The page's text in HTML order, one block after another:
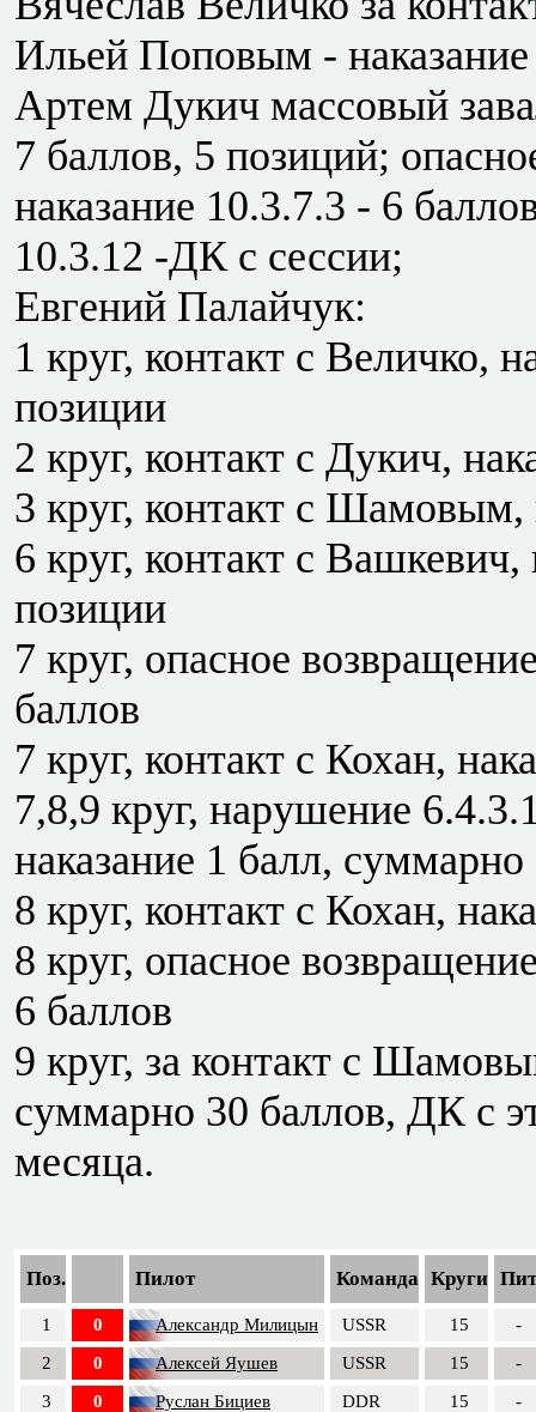
Ильей Поповым -
Артем Дукич массовый
7 баллов, 5 позиций;
наказание 10.3.7.3 - 6
10.3.12 -ДК с сессии;
Евгений Палайчук:
1 круг, контакт с Величко,
позиции
2 круг, контакт с Дукич,
3 круг, контакт с Шамовым,
6 круг, контакт с
позиции
7 круг, опасное
баллов
7 круг, контакт с Кохан,
7,8,9 круг, нарушение
наказание 1 балл, суммарно
8 круг, контакт с Кохан,
8 круг, опасное
6 баллов
9 круг, за контакт с
суммарно 30 баллов, ДК с
месяца.
Поз. Пилот Команда Круги Пит
1 0 Александр Милицын USSR 15
-
2
0 Алексей Яушев USSR 15
-
3
0 Руслан Бициев DDR 15
-